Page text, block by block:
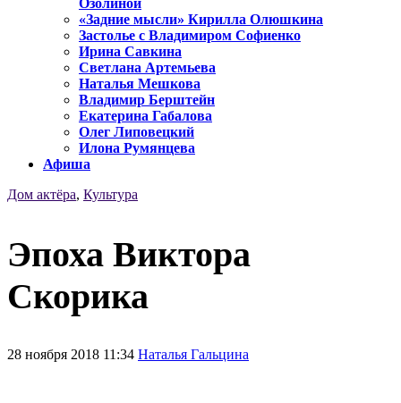
Озолиной
«Задние мысли» Кирилла Олюшкина
Застолье с Владимиром Софиенко
Ирина Савкина
Светлана Артемьева
Наталья Мешкова
Владимир Берштейн
Екатерина Габалова
Олег Липовецкий
Илона Румянцева
Афиша
Дом актёра, Культура
Эпоха Виктора
Скорика
28 ноября 2018 11:34 Наталья Гальцина